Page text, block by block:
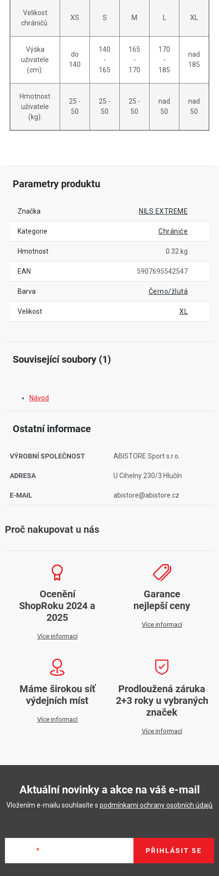
Velikost
chráničů:
XS S M XL
Výška
uživatele
(cm):
do
140
140
-
165
165
-
170
170
-
185
nad
185
Hmotnost
uživatele
(kg):
25 -
50
25 -
50
25 -
50
nad
50
nad
50
Parametry produktu
Značka NILS EXTREME
Kategorie Chrániče
Hmotnost 0.32 kg
EAN 5907695542547
Barva Černo/žlutá
Velikost XL
Související soubory (1)
Návod
Ostatní informace
VÝROBNÍ SPOLEČNOST ABISTORE Sport s.r.o.
ADRESA U Cihelny 230/3 Hlučín
E-MAIL abistore@abistore.cz
Proč nakupovat u nás
Ocenění
ShopRoku 2024 a
2025
Více informací
Garance
nejlepší ceny
Více informací
Máme širokou síť
výdejních míst
Více informací
Prodloužená záruka
2+3 roky u vybraných
značek
Více informací
Aktuální novinky a akce na váš e-mail
Vložením e-mailu souhlasíte s podmínkami ochrany osobních údajů
PŘIHLÁSIT SE